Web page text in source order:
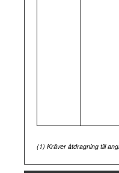
(1) Kräver åtdragning till